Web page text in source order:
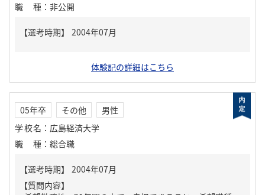
職種 ： 非公開
体験記の詳細はこちら
05年卒 その他
男性
学校名 ： 広島経済大学
職種 ： 総合職
【質問内容】